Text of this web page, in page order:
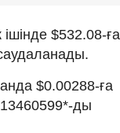
$532.08-ға
$0.00288-ға
ды